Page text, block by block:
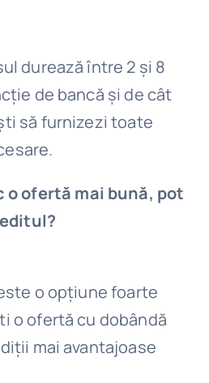
durează între 2 și 8
de bancă și de cât
să furnizezi toate
o ofertă mai bună, pot
creditul?
o opțiune foarte
o ofertă cu dobândă
mai avantajoase